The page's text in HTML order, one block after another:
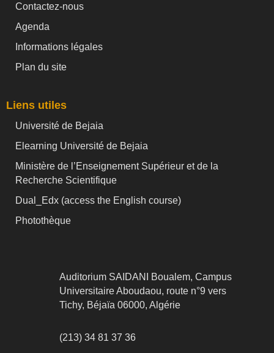
Contactez-nous
Agenda
Informations légales
Plan du site
Liens utiles
Université de Bejaia
Elearning Université de Bejaia
Ministère de l’Enseignement Supérieur et de la
Recherche Scientifique
Dual_Edx (access the English course)
Photothèque
Auditorium SAIDANI Boualem, Campus
Universitaire Aboudaou, route n°9 vers
Tichy, Béjaïa 06000, Algérie
(213) 34 81 37 36